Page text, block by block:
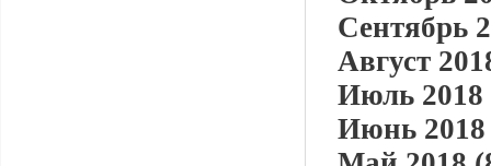
Сентябрь
Август
Июль 2018
Июнь 2018